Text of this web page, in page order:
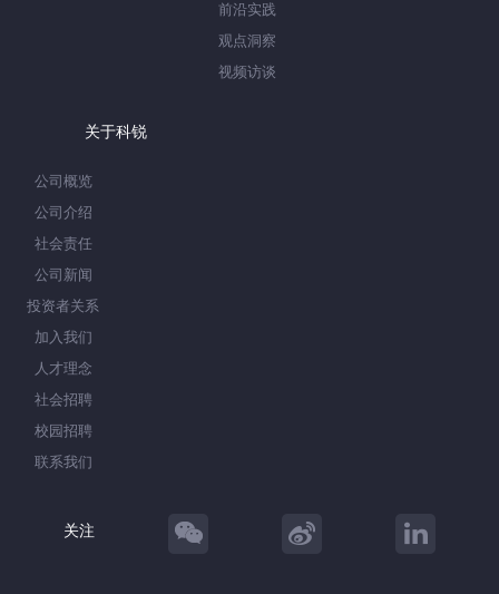
前沿实践
观点洞察
视频访谈
关于科锐
公司概览
公司介绍
社会责任
公司新闻
投资者关系
加入我们
人才理念
社会招聘
校园招聘
联系我们
关注